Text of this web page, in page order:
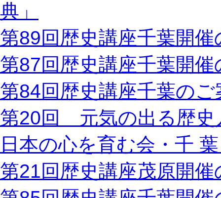
典」
第89回歴史講座千葉開催
第87回歴史講座千葉開催
第84回歴史講座千葉のご
第20回 元気の出る歴
日本の心を育む会・千
第21回歴史講座茂原開催